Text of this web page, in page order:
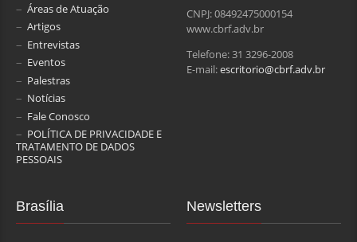
Áreas de Atuação
Artigos
Entrevistas
Eventos
Palestras
Notícias
Fale Conosco
POLÍTICA DE PRIVACIDADE E
TRATAMENTO DE DADOS
PESSOAIS
CNPJ: 08492475000154
www.cbrf.adv.br
Telefone: 31 3296-2008
E-mail:escritorio@cbrf.adv.br
Brasília Newsletters